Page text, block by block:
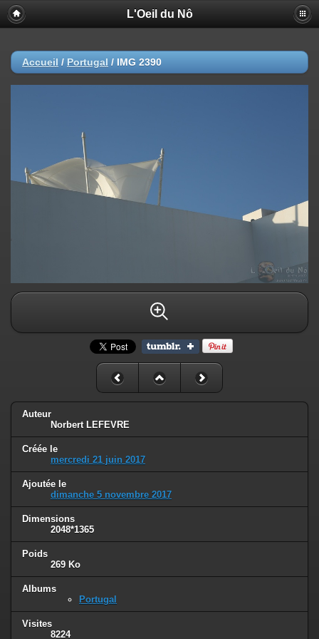
L'Oeil du Nô
Accueil / Portugal / IMG 2390
Auteur
Norbert LEFEVRE
Créée le
mercredi 21 juin 2017
Ajoutée le
dimanche 5 novembre 2017
Dimensions
2048*1365
Poids
269 Ko
Albums
Portugal
Visites
8224